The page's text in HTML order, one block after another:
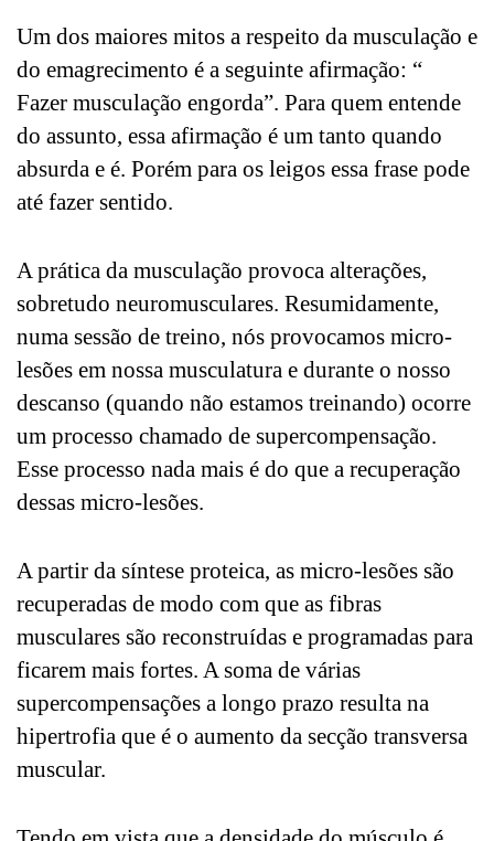
Um dos maiores mitos a respeito da musculação e
do emagrecimento é a seguinte afirmação: “
Fazer musculação engorda”. Para quem entende
do assunto, essa afirmação é um tanto quando
absurda e é. Porém para os leigos essa frase pode
até fazer sentido.
A prática da musculação provoca alterações,
sobretudo neuromusculares. Resumidamente,
numa sessão de treino, nós provocamos micro-
lesões em nossa musculatura e durante o nosso
descanso (quando não estamos treinando) ocorre
um processo chamado de supercompensação.
Esse processo nada mais é do que a recuperação
dessas micro-lesões.
A partir da síntese proteica, as micro-lesões são
recuperadas de modo com que as fibras
musculares são reconstruídas e programadas para
ficarem mais fortes. A soma de várias
supercompensações a longo prazo resulta na
hipertrofia que é o aumento da secção transversa
muscular.